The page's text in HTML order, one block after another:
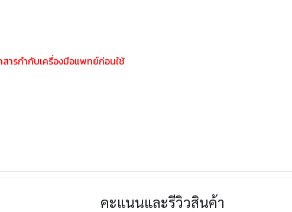
สารกำกับเครื่องมือแพทย์ก่อนใช้
คะแนนและรีวิวสินค้า